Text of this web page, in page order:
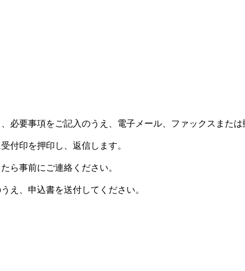
要事項をご記入のうえ、電子メール、ファックスまたは
付印を押印し、返信します。
ら事前にご連絡ください。
え、申込書を送付してください。